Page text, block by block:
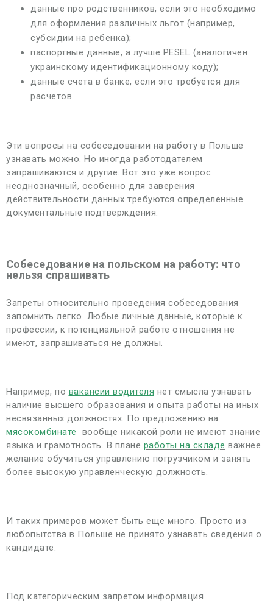
данные про родственников, если это необходимо
для оформления различных льгот (например,
субсидии на ребенка);
паспортные данные, а лучше PESEL (аналогичен
украинскому идентификационному коду);
данные счета в банке, если это требуется для
расчетов.
Эти вопросы на собеседовании на работу в Польше
узнавать можно. Но иногда работодателем
запрашиваются и другие. Вот это уже вопрос
неоднозначный, особенно для заверения
действительности данных требуются определенные
документальные подтверждения.
Собеседование на польском на работу: что
нельзя спрашивать
Запреты относительно проведения собеседования
запомнить легко. Любые личные данные, которые к
профессии, к потенциальной работе отношения не
имеют, запрашиваться не должны.
Например, по вакансии водителя нет смысла узнавать
наличие высшего образования и опыта работы на иных
несвязанных должностях. По предложению на
мясокомбинате
вообще никакой роли не имеют знание
языка и грамотность. В плане работы на складе важнее
желание обучиться управлению погрузчиком и занять
более высокую управленческую должность.
И таких примеров может быть еще много. Просто из
любопытства в Польше не принято узнавать сведения о
кандидате.
Под категорическим запретом информация